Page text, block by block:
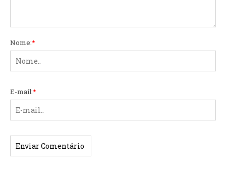
Nome:*
E-mail:*